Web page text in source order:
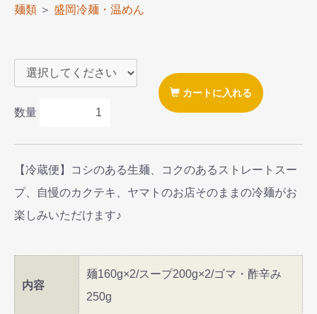
麺類 ＞ 盛岡冷麺・温めん
数量
カートに入れる
【冷蔵便】コシのある生麺、コクのあるストレートスー
プ、自慢のカクテキ、ヤマトのお店そのままの冷麺がお
楽しみいただけます♪
内容
麺160g×2/スープ200g×2/ゴマ・酢辛み
250g